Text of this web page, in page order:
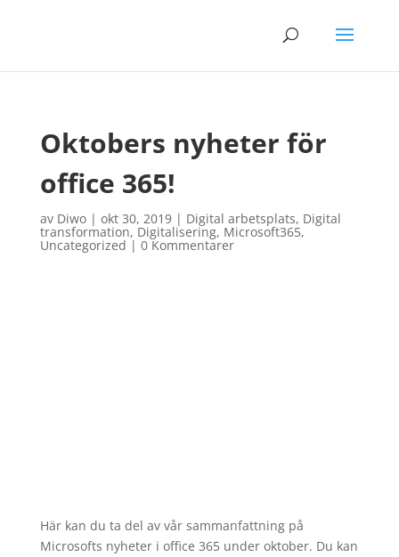
Oktobers nyheter för
office 365!
av Diwo| okt 30, 2019| Digital arbetsplats, Digital
transformation, Digitalisering, Microsoft365,
Uncategorized | 0 Kommentarer
Här kan du ta del av vår sammanfattning på
Microsofts nyheter i office 365 under oktober. Du kan